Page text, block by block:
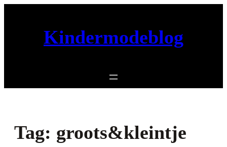
Kindermodeblog
Tag: groots&kleintje